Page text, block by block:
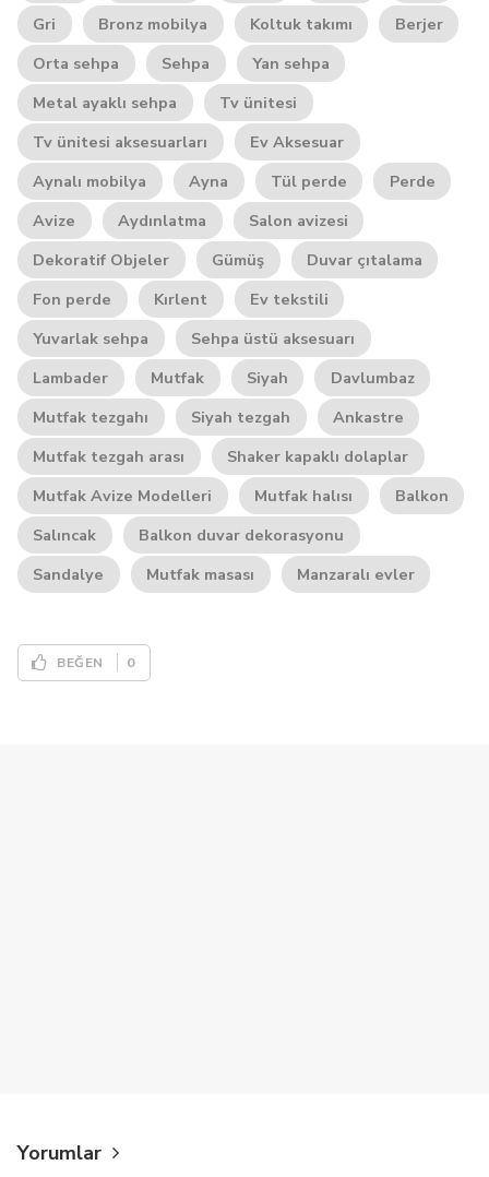
Gri Bronz mobilya Koltuk takımı
Berjer
Orta sehpa
Sehpa
Yan sehpa
Metal ayaklı sehpa
Tv ünitesi
Tv ünitesi aksesuarları
Ev Aksesuar
Aynalı mobilya
Ayna Tül perde
Perde
Avize
Aydınlatma
Salon avizesi
Dekoratif Objeler
Gümüş
Duvar çıtalama
Fon perde
Kırlent
Ev tekstili
Yuvarlak sehpa
Sehpa üstü aksesuarı
Lambader
Mutfak Siyah
Davlumbaz
Mutfak tezgahı
Siyah tezgah
Ankastre
Mutfak tezgah arası
Shaker kapaklı dolaplar
Mutfak Avize Modelleri
Mutfak halısı
Balkon
Salıncak
Balkon duvar dekorasyonu
Sandalye
Mutfak masası Manzaralı evler
BEĞEN 0
Yorumlar